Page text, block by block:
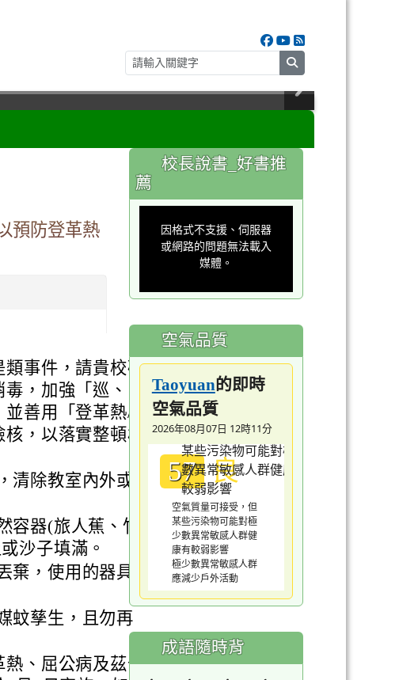
search
預防登革熱
類事件，請貴校確
，加強「巡、
善用「登革熱/
，以落實整頓校
清除教室內外或
容器(旅人蕉、竹
沙子填滿。
棄，使用的器具
蚊孳生，且勿再
熱、屈公病及茲卡
:::
校長說書_好書推
薦
window.
因格式不支援、伺服器
或網路的問題無法載入
媒體。
空氣品質
Taoyuan的即時
空氣品質
2026年08月07日 12時11分
57 良
空氣質量可接受，但
某些污染物可能對極
少數異常敏感人群健
康有較弱影響
極少數異常敏感人群
應減少戶外活動
成語隨時背